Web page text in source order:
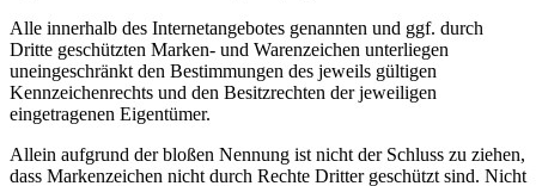
Alle innerhalb des Internetangebotes genannten und ggf. durch
Dritte geschützten Marken- und Warenzeichen unterliegen
uneingeschränkt den Bestimmungen des jeweils gültigen
Kennzeichenrechts und den Besitzrechten der jeweiligen
eingetragenen Eigentümer.
Allein aufgrund der bloßen Nennung ist nicht der Schluss zu ziehen,
dass Markenzeichen nicht durch Rechte Dritter geschützt sind. Nicht